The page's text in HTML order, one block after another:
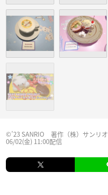
©’23 SANRIO 著作（株）サンリオ
06/02(金) 11:00配信